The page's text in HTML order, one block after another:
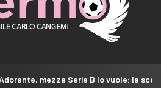
B lo vuole: la scelta del Venezia